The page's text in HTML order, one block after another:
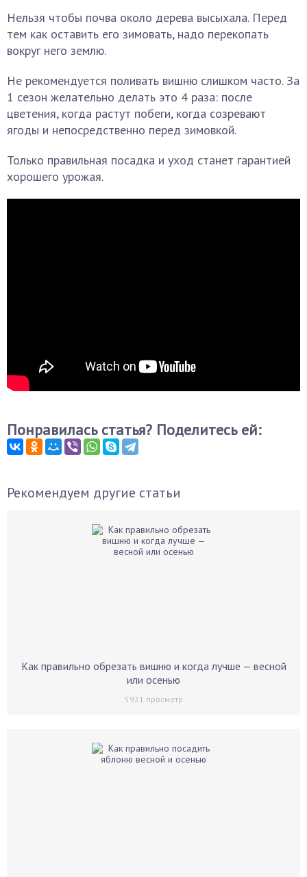
Нельзя чтобы почва около дерева высыхала. Перед
тем как оставить его зимовать, надо перекопать
вокруг него землю.
Не рекомендуется поливать вишню слишком часто. За
1 сезон желательно делать это 4 раза: после
цветения, когда растут побеги, когда созревают
ягоды и непосредственно перед зимовкой.
Только правильная посадка и уход станет гарантией
хорошего урожая.
Понравилась статья? Поделитесь ей:
Рекомендуем другие статьи
Как правильно обрезать вишню и когда лучше — весной
или осенью
5921 просмотр